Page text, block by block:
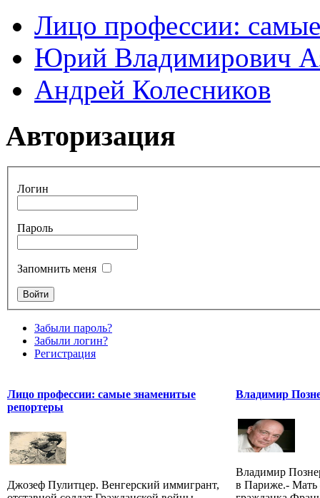
Лицо профессии:
Юрий Владимирович
Андрей Колесников
Авторизация
Логин
Пароль
Запомнить меня
Забыли пароль?
Забыли логин?
Регистрация
Лицо профессии: самые знаменитые
репортеры
Джозеф Пулитцер. Венгерский иммигрант,
Владимир
Владимир
в Париже.- Мать